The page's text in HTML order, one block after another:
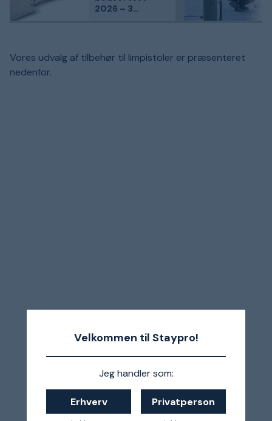
Velkommen til Staypro!
Jeg handler som:
Erhverv Privatperson
2026 – 3
Vores udvalg af tilbehør til limpistoler er præsenteret
nedenfor.